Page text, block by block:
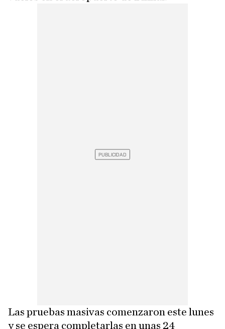
Las pruebas masivas comenzaron este lunes
y se espera completarlas en unas 24